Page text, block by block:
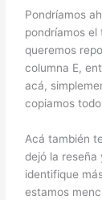
Pondríamos
pondríamos el
queremos
columna E,
acá,
copiamos
Acá también
dejó la reseña
identifique
estamos